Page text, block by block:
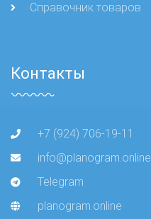
Справочник товаров
Контакты
+7 (924) 706-19-11
info@planogram.online
Telegram
planogram.online